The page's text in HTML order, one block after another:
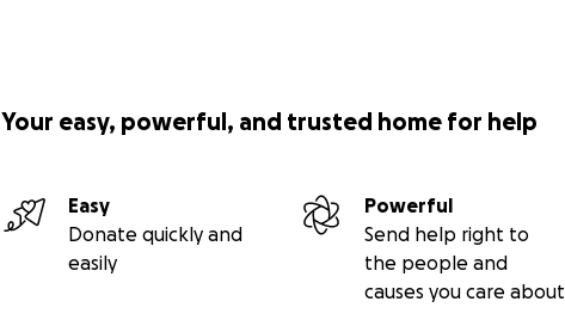
Your easy, powerful, and trusted home for help
Easy
Donate quickly and
easily
Powerful
Send help right to
the people and
causes you care about